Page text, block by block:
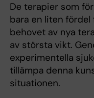
De terapier som
bara en liten
behovet av nya
av största vikt.
experimentella
tillämpa denna
situationen.